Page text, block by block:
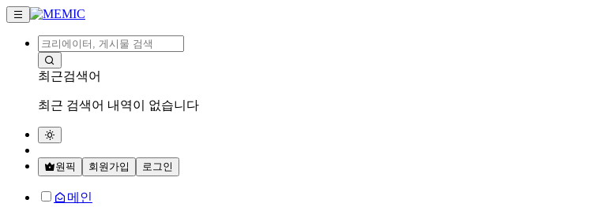
최근검색어
최근 검색어 내역이 없습니다
원픽 회원가입 로그인
메인